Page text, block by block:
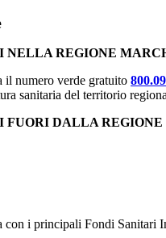
NELLA REGIONE
il numero verde gratuito
sanitaria del territorio
FUORI DALLA
i principali Fondi Sanitari